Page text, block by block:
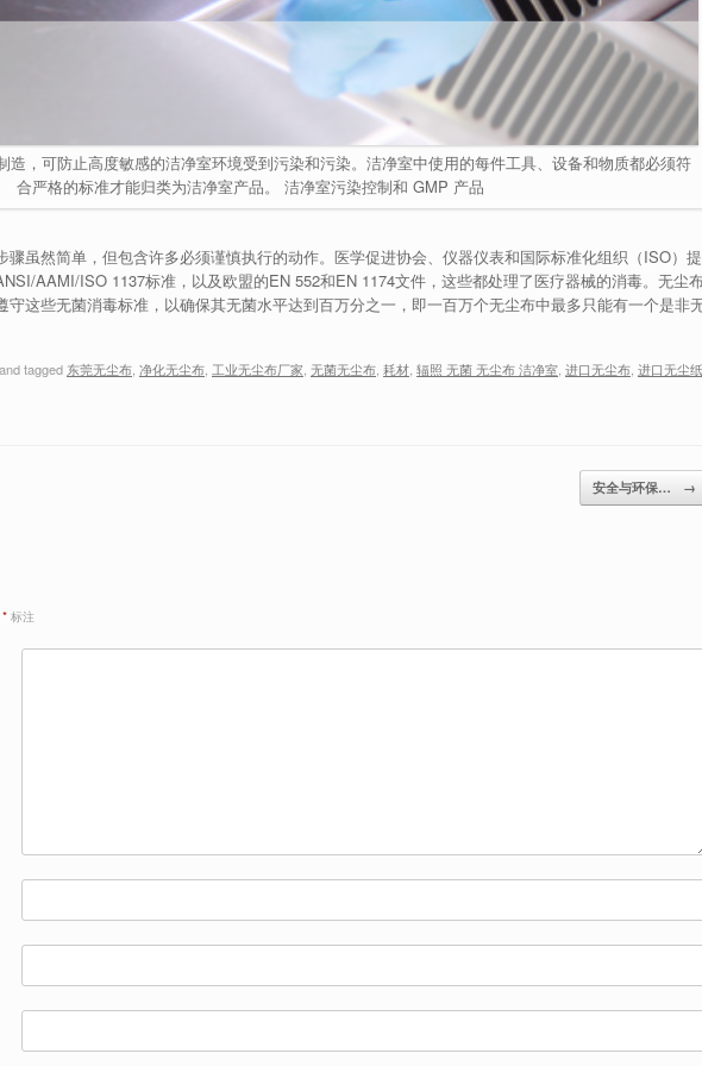
造，可防止高度敏感的洁净室环境受到污染和污染。洁净室中使用的每件工具、设备和物质都必须符
合严格的标准才能归类为洁净室产品。 洁净室污染控制和 GMP 产品
骤虽然简单，但包含许多必须谨慎执行的动作。医学促进协会、仪器仪表和国际标准化组织（ISO）提
AAMI/ISO 1137标准，以及欧盟的EN 552和EN 1174文件，这些都处理了医疗器械的消毒。无尘
守这些无菌消毒标准，以确保其无菌水平达到百万分之一，即一百万个无尘布中最多只能有一个是非
and tagged 东莞无尘布 净化无尘布 工业无尘布厂家 无菌无尘布 耗材 辐照 无菌 无尘布 洁净室 进口无尘布 进口无尘纸
安全与环保… →
* 标注